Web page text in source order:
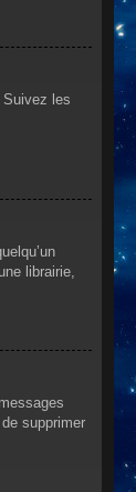
Suivez les
librairie,
supprimer